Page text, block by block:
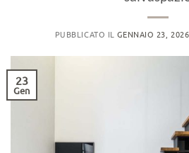
PUBBLICATO ILGENNAIO 23, 2026
23
Gen